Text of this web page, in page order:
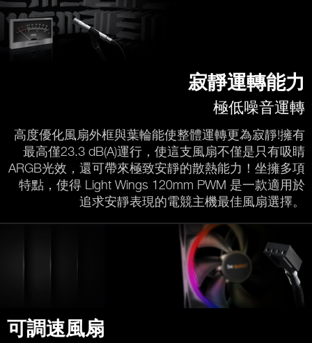
寂靜運轉能力
極低噪音運轉
高度優化風扇外框與葉輪能使整體運轉更為寂靜!擁有
最高僅23.3 dB(A)運行，使這支風扇不僅是只有吸睛
ARGB光效，還可帶來極致安靜的散熱能力！坐擁多項
特點，使得 Light Wings 120mm PWM 是一款適用於
追求安靜表現的電競主機最佳風扇選擇。
可調速風扇